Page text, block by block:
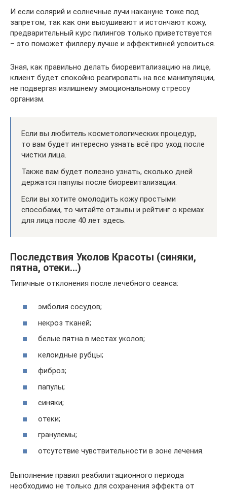
И если солярий и солнечные лучи накануне тоже под
запретом, так как они высушивают и истончают кожу,
предварительный курс пилингов только приветствуется
– это поможет филлеру лучше и эффективней усвоиться.
Зная, как правильно делать биоревитализацию на лице,
клиент будет спокойно реагировать на все манипуляции,
не подвергая излишнему эмоциональному стрессу
организм.
Если вы любитель косметологических процедур,
то вам будет интересно узнать всё про уход после
чистки лица.
Также вам будет полезно узнать, сколько дней
держатся папулы после биоревитализации.
Если вы хотите омолодить кожу простыми
способами, то читайте отзывы и рейтинг о кремах
для лица после 40 лет здесь.
Последствия Уколов Красоты (синяки,
пятна, отеки…)
Типичные отклонения после лечебного сеанса:
эмболия сосудов;
некроз тканей;
белые пятна в местах уколов;
келоидные рубцы;
фиброз;
папулы;
синяки;
отеки;
гранулемы;
отсутствие чувствительности в зоне лечения.
Выполнение правил реабилитационного периода
необходимо не только для сохранения эффекта от